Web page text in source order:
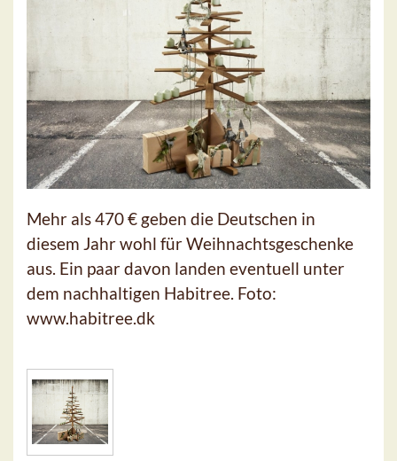
Mehr als 470 € geben die Deutschen in
diesem Jahr wohl für Weihnachtsgeschenke
aus. Ein paar davon landen eventuell unter
dem nachhaltigen Habitree. Foto:
www.habitree.dk